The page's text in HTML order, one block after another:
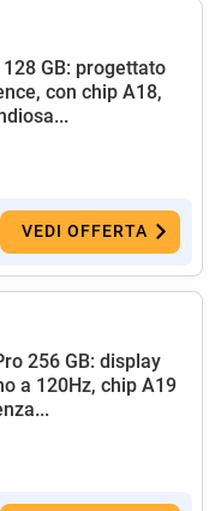
GB: progettato
con chip A18,
VEDI OFFERTA
256 GB: display
a 120Hz, chip A19